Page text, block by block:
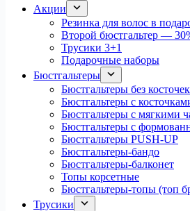
Акции
Резинка для волос в
Второй бюстгальтер —
Трусики 3+1
Подарочные наборы
Бюстгальтеры
Бюстгальтеры без косточек
Бюстгальтеры с
Бюстгальтеры с мягкими
Бюстгальтеры с
Бюстгальтеры PUSH-UP
Бюстгальтеры-бандо
Бюстгальтеры-балконет
Топы корсетные
Бюстгальтеры-топы (топ
Трусики